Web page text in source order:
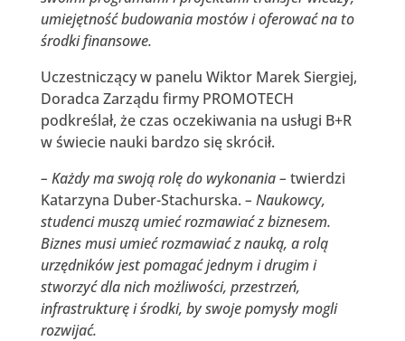
umiejętność budowania mostów i oferować na to
środki finansowe.
Uczestniczący w panelu Wiktor Marek Siergiej,
Doradca Zarządu firmy PROMOTECH
podkreślał, że czas oczekiwania na usługi B+R
w świecie nauki bardzo się skrócił.
– Każdy ma swoją rolę do wykonania – twierdzi
Katarzyna Duber-Stachurska. – Naukowcy,
studenci muszą umieć rozmawiać z biznesem.
Biznes musi umieć rozmawiać z nauką, a rolą
urzędników jest pomagać jednym i drugim i
stworzyć dla nich możliwości, przestrzeń,
infrastrukturę i środki, by swoje pomysły mogli
rozwijać.